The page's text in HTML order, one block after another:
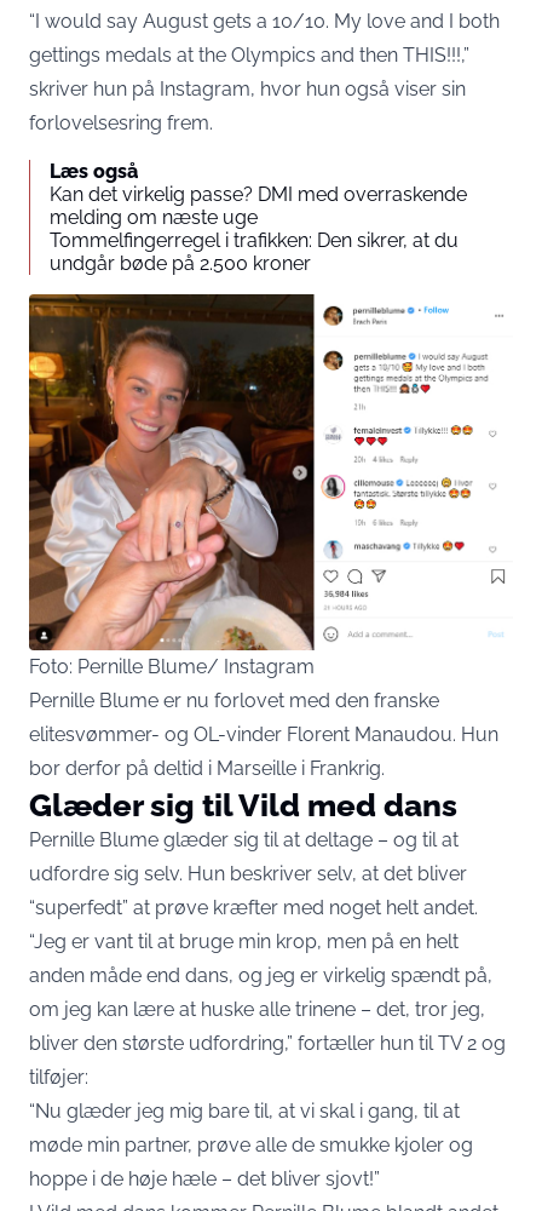
“I would say August gets a 10/10. My love and I both
gettings medals at the Olympics and then THIS!!!,”
skriver hun på Instagram, hvor hun også viser sin
forlovelsesring frem.
Læs også
Kan det virkelig passe? DMI med overraskende
melding om næste uge
Tommelfingerregel i trafikken: Den sikrer, at du
undgår bøde på 2.500 kroner
Foto: Pernille Blume/ Instagram
Pernille Blume er nu forlovet med den franske
elitesvømmer- og OL-vinder Florent Manaudou. Hun
bor derfor på deltid i Marseille i Frankrig.
Glæder sig til Vild med dans
Pernille Blume glæder sig til at deltage – og til at
udfordre sig selv. Hun beskriver selv, at det bliver
“superfedt” at prøve kræfter med noget helt andet.
“Jeg er vant til at bruge min krop, men på en helt
anden måde end dans, og jeg er virkelig spændt på,
om jeg kan lære at huske alle trinene – det, tror jeg,
bliver den største udfordring,” fortæller hun til TV 2 og
tilføjer:
“Nu glæder jeg mig bare til, at vi skal i gang, til at
møde min partner, prøve alle de smukke kjoler og
hoppe i de høje hæle – det bliver sjovt!”